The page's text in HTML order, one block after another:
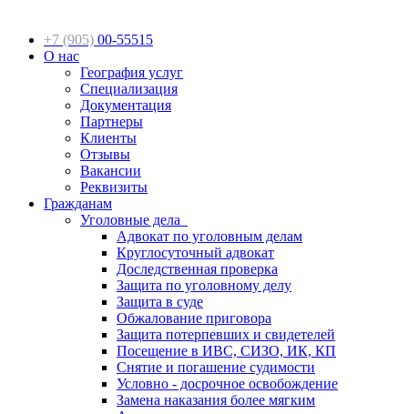
+7 (905) 00-55515
О нас
География услуг
Специализация
Документация
Партнеры
Клиенты
Отзывы
Вакансии
Реквизиты
Гражданам
Уголовные дела
Адвокат по уголовным делам
Круглосуточный адвокат
Доследственная проверка
Защита по уголовному делу
Защита в суде
Обжалование приговора
Защита потерпевших и свидетелей
Посещение в ИВС, СИЗО, ИК, КП
Снятие и погашение судимости
Условно - досрочное освобождение
Замена наказания более мягким